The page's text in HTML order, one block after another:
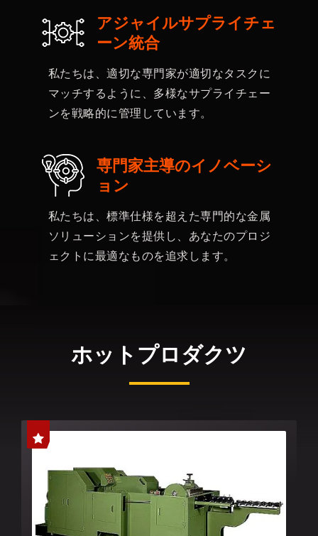
アジャイルサプライチェ
ーン統合
私たちは、適切な専門家が適切なタスクに
マッチするように、多様なサプライチェー
ンを戦略的に管理しています。
専門家主導のイノベーシ
ョン
私たちは、標準仕様を超えた専門的な金属
ソリューションを提供し、あなたのプロジ
ェクトに最適なものを追求します。
ホットプロダクツ